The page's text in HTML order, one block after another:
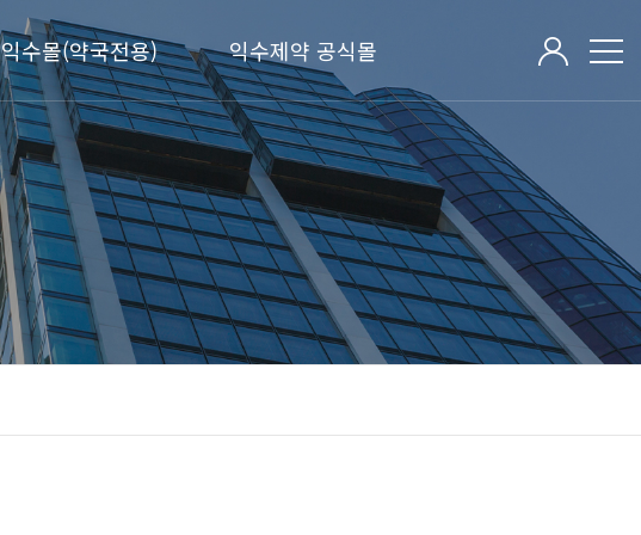
익수몰(약국전용) 익수제약 공식몰